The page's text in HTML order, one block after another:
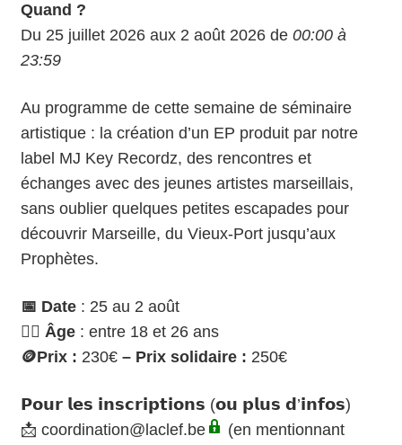
Quand ?
Du 25 juillet 2026 aux 2 août 2026 de 00:00 à
23:59
Au programme de cette semaine de séminaire
artistique : la création d’un EP produit par notre
label MJ Key Recordz, des rencontres et
échanges avec des jeunes artistes marseillais,
sans oublier quelques petites escapades pour
découvrir Marseille, du Vieux-Port jusqu’aux
Prophètes.
📅 Date : 25 au 2 août
🙋‍♀️ Âge : entre 18 et 26 ans
🪙Prix : 230€ – Prix solidaire : 250€
𝗣𝗼𝘂𝗿 𝗹𝗲𝘀 𝗶𝗻𝘀𝗰𝗿𝗶𝗽𝘁𝗶𝗼𝗻𝘀 (𝗼𝘂 𝗽𝗹𝘂𝘀 𝗱’𝗶𝗻𝗳𝗼𝘀)
📩 coordination@laclef.be
(en mentionnant